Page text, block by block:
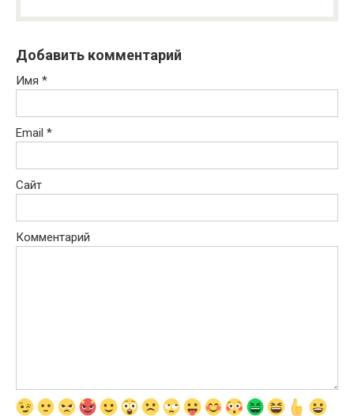
Добавить комментарий
Имя *
Email *
Сайт
Комментарий